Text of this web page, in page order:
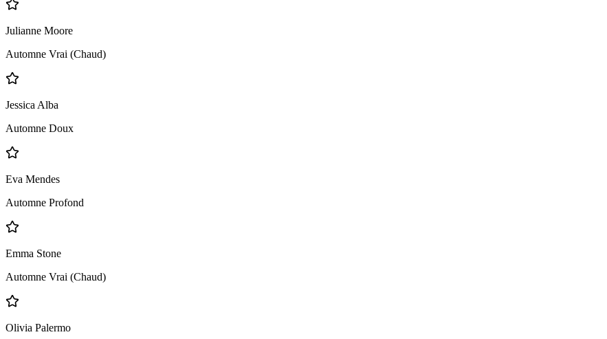
Julianne Moore
Automne Vrai (Chaud)
Jessica Alba
Automne Doux
Eva Mendes
Automne Profond
Emma Stone
Automne Vrai (Chaud)
Olivia Palermo